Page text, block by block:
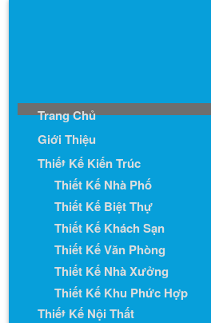
Trang Chủ
Giới Thiệu
Thiết Kế Kiến Trúc
Thiết Kế Nhà Phố
Thiết Kế Biệt Thự
Thiết Kế Khách Sạn
Thiết Kế Văn Phòng
Thiết Kế Nhà Xưởng
Thiết Kế Khu Phức Hợp
Thiết Kế Nội Thất